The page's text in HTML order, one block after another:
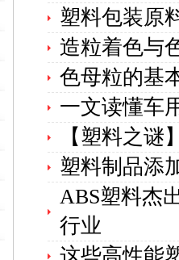
塑料包装原
造粒着色与
色母粒的基
一文读懂车
【塑料之
塑料制品添
ABS塑料杰
行业